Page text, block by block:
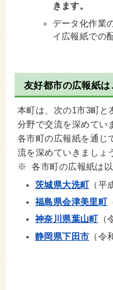
きます。
データ化作業
イ広報紙での
友好都市の広報紙は
本町は、次の1市3町と
分野で交流を深めてい
各市町の広報紙を通じ
流を深めていきましょ
※ 各市町の広報紙は以
茨城県大洗町（平
福島県会津美里町
神奈川県葉山町 （
静岡県下田市 （令